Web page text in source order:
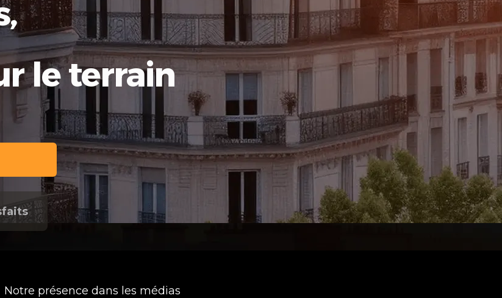
le terrain
Notre présence dans les médias